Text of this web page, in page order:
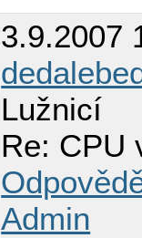
3.9.2007
Lužnicí
Re: CPU
Admin